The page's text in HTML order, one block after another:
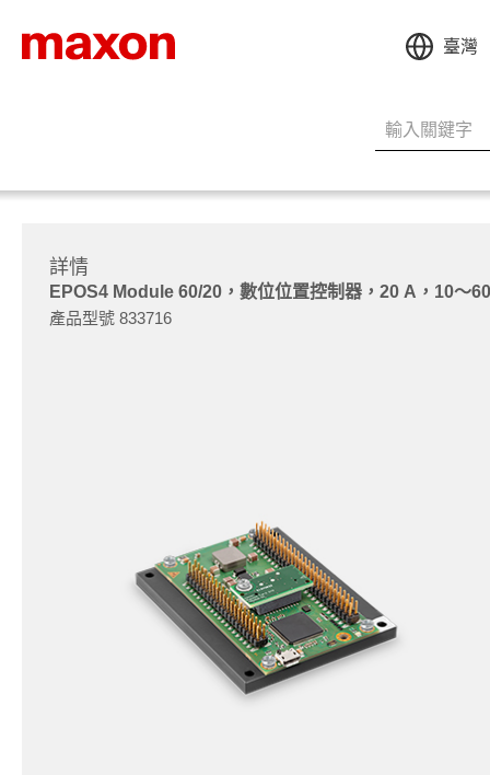
臺灣
詳情
EPOS4 Module 60/20，數位位置控制器，20 A，10～
產品型號 833716